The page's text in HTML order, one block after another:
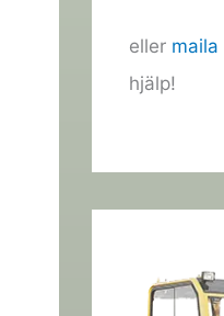
eller maila
hjälp!